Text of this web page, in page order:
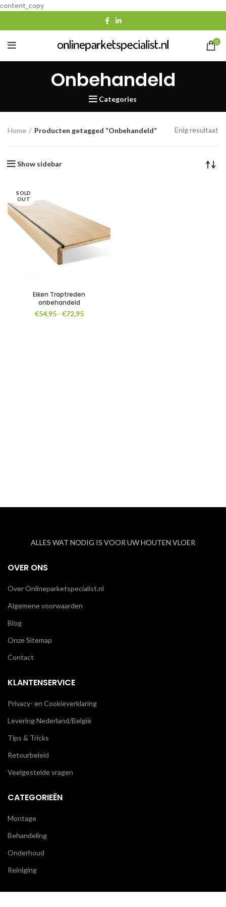
content_copy
0
Onbehandeld
Categories
Home Producten getagged “Onbehandeld” Enig resultaat
Show sidebar
SOLD
OUT
Eiken Traptreden
onbehandeld
€54,95 - €72,95Prijsklasse:
ALLES WAT NODIG IS VOOR UW HOUTEN VLOER
OVER ONS
Over Onlineparketspecialist.nl
Algemene voorwaarden
Blog
Onze Sitemap
Contact
KLANTENSERVICE
Privacy- en Cookieverklaring
Levering Nederland/België
Tips & Tricks
Retourbeleid
Veelgestelde vragen
CATEGORIEËN
Montage
Behandeling
Onderhoud
Reiniging
BLIJF OP DE HOOGTE